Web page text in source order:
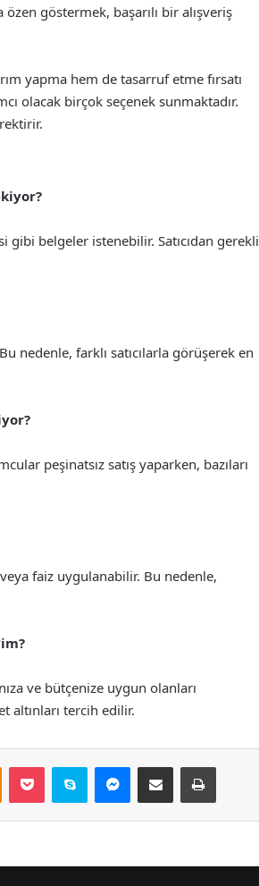
göstermek, başarılı bir alışveriş
yapma hem de tasarruf etme fırsatı
olacak birçok seçenek sunmaktadır.
belgeler istenebilir. Satıcıdan gerekli
nedenle, farklı satıcılarla görüşerek en
peşinatsız satış yaparken, bazıları
faiz uygulanabilir. Bu nedenle,
ve bütçenize uygun olanları
altınları tercih edilir.
Odnoklassniki
Pocket Skype Messenger
E-Posta ile paylaş Yazdır